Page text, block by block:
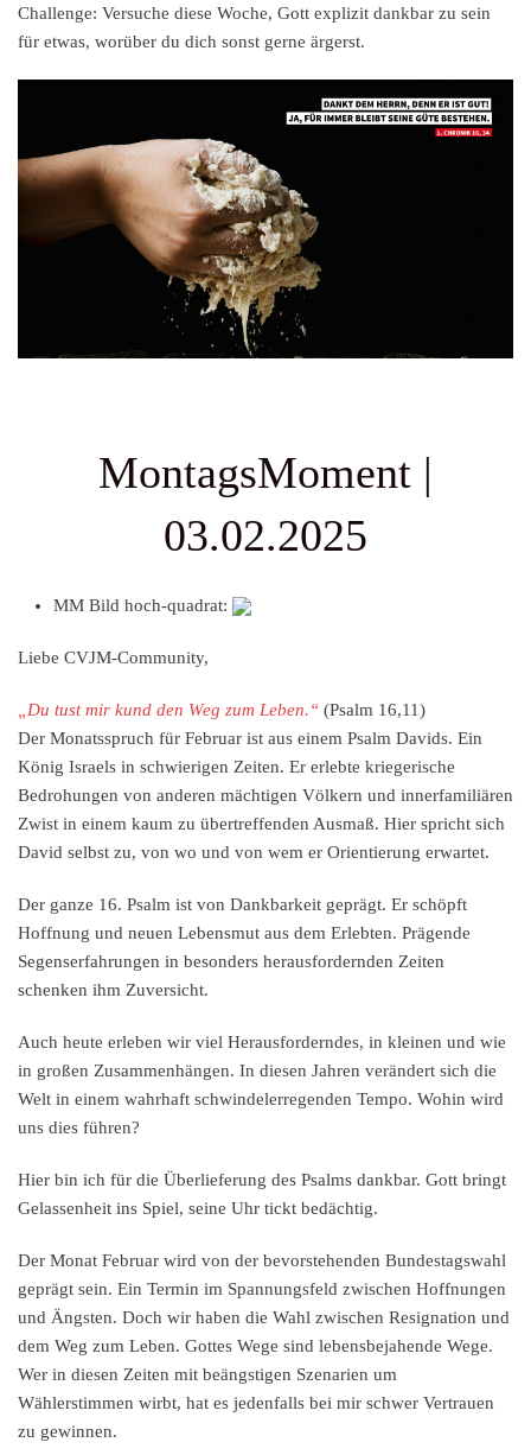
Challenge: Versuche diese Woche, Gott explizit dankbar zu sein
für etwas, worüber du dich sonst gerne ärgerst.
MontagsMoment |
03.02.2025
MM Bild hoch-quadrat:
Liebe CVJM-Community,
„Du tust mir kund den Weg zum Leben.“ (Psalm 16,11)
Der Monatsspruch für Februar ist aus einem Psalm Davids. Ein
König Israels in schwierigen Zeiten. Er erlebte kriegerische
Bedrohungen von anderen mächtigen Völkern und innerfamiliären
Zwist in einem kaum zu übertreffenden Ausmaß. Hier spricht sich
David selbst zu, von wo und von wem er Orientierung erwartet.
Der ganze 16. Psalm ist von Dankbarkeit geprägt. Er schöpft
Hoffnung und neuen Lebensmut aus dem Erlebten. Prägende
Segenserfahrungen in besonders herausfordernden Zeiten
schenken ihm Zuversicht.
Auch heute erleben wir viel Herausforderndes, in kleinen und wie
in großen Zusammenhängen. In diesen Jahren verändert sich die
Welt in einem wahrhaft schwindelerregenden Tempo. Wohin wird
uns dies führen?
Hier bin ich für die Überlieferung des Psalms dankbar. Gott bringt
Gelassenheit ins Spiel, seine Uhr tickt bedächtig.
Der Monat Februar wird von der bevorstehenden Bundestagswahl
geprägt sein. Ein Termin im Spannungsfeld zwischen Hoffnungen
und Ängsten. Doch wir haben die Wahl zwischen Resignation und
dem Weg zum Leben. Gottes Wege sind lebensbejahende Wege.
Wer in diesen Zeiten mit beängstigen Szenarien um
Wählerstimmen wirbt, hat es jedenfalls bei mir schwer Vertrauen
zu gewinnen.